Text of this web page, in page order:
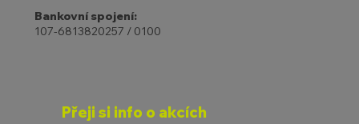
Bankovní spojení:
107-6813820257 / 0100
Přeji si info o akcích